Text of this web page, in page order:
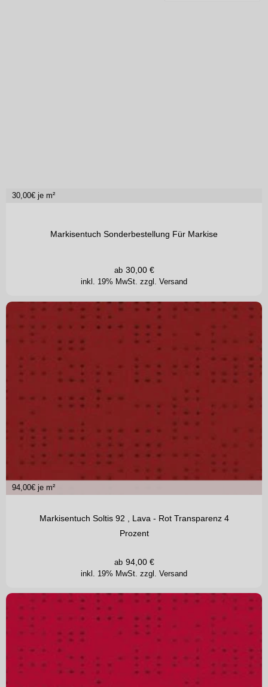
30,00€ je m²
Markisentuch Sonderbestellung Für Markise
inkl. 19% MwSt. zzgl. Versand
ab 30,00€
94,00€ je m²
Markisentuch Soltis 92 , Lava - Rot Transparenz 4
Prozent
inkl. 19% MwSt. zzgl. Versand
ab 94,00€